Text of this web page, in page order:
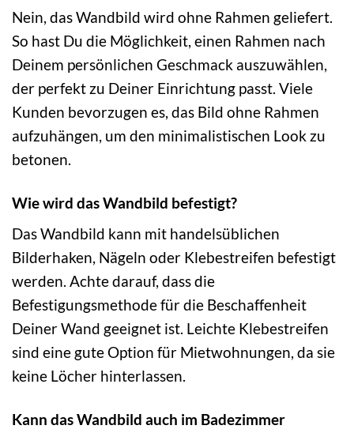
Nein, das Wandbild wird ohne Rahmen geliefert.
So hast Du die Möglichkeit, einen Rahmen nach
Deinem persönlichen Geschmack auszuwählen,
der perfekt zu Deiner Einrichtung passt. Viele
Kunden bevorzugen es, das Bild ohne Rahmen
aufzuhängen, um den minimalistischen Look zu
betonen.
Wie wird das Wandbild befestigt?
Das Wandbild kann mit handelsüblichen
Bilderhaken, Nägeln oder Klebestreifen befestigt
werden. Achte darauf, dass die
Befestigungsmethode für die Beschaffenheit
Deiner Wand geeignet ist. Leichte Klebestreifen
sind eine gute Option für Mietwohnungen, da sie
keine Löcher hinterlassen.
Kann das Wandbild auch im Badezimmer